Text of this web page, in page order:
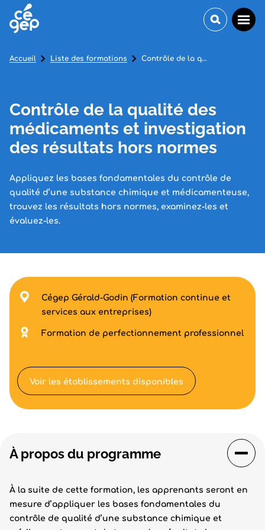
Contrôle de la qualité des
médicaments et investigation
des résultats hors normes
Appliquez les bases fondamentales du contrôle de
qualité d’une substance chimique et médicamenteuse,
trouvez les résultats hors normes, examinez-les et
évaluez-les.
Accueil Liste des formations Contrôle de la qualité des médicaments et investigation des résultats hors normes
À propos du programme
À la suite de cette formation, les apprenants seront en
mesure d’appliquer les bases fondamentales du
contrôle de qualité d’une substance chimique et
Cégep Gérald-Godin (Formation continue et
services aux entreprises)
Formation de perfectionnement professionnel
Voir les établissements disponibles